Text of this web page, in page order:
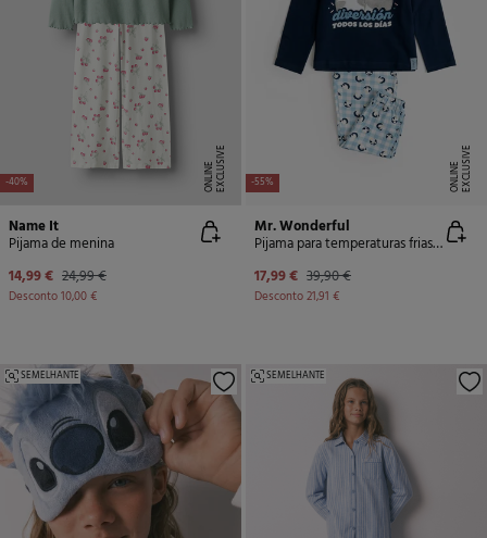
-40% E
X
C
L
U
SI
V
E
O
N
LI
N
E
Name It
Pijama de menina
14,99 € 24,99 €
Desconto10,00 €
-55% E
X
C
L
U
SI
V
E
O
N
LI
N
E
Mr. Wonderful
Pijama para temperaturas frias da Mr. Wonderful Girl
17,99 € 39,90 €
Desconto21,91 €
SEMELHANTE SEMELHANTE